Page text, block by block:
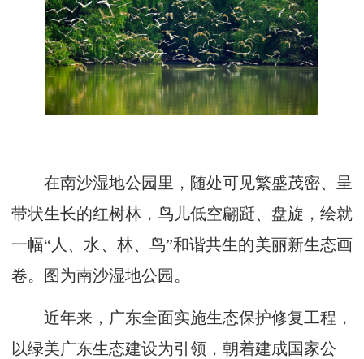
在南沙湿地公园里，随处可见繁盛茂密、呈
带状生长的红树林，鸟儿低空翩跹、盘旋，绘就
一幅“人、水、林、鸟”和谐共生的美丽新生态画
卷。图为南沙湿地公园。
近年来，广东全面实施生态保护修复工程，
以绿美广东生态建设为引领，朝着建成国家公